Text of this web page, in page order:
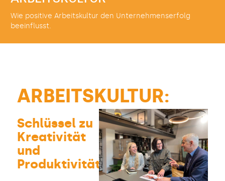
Wie positive Arbeitskultur den Unternehmenserfolg
beeinflusst.
ARBEITSKULTUR:
Schlüssel zu
Kreativität
und
Produktivität